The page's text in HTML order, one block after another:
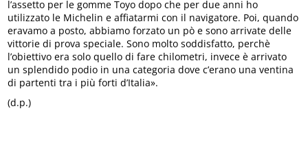
l’assetto per le gomme Toyo dopo che per due anni ho
utilizzato le Michelin e affiatarmi con il navigatore. Poi, quando
eravamo a posto, abbiamo forzato un pò e sono arrivate delle
vittorie di prova speciale. Sono molto soddisfatto, perchè
l’obiettivo era solo quello di fare chilometri, invece è arrivato
un splendido podio in una categoria dove c’erano una ventina
di partenti tra i più forti d’Italia».
(d.p.)